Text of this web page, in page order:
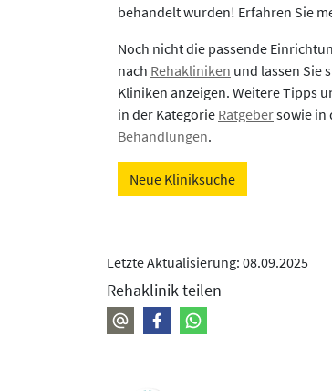
behandelt wurden! Erfahren Sie
Noch nicht die passende
nach Rehakliniken und lassen Sie
Kliniken anzeigen. Weitere Tipps
in der Kategorie Ratgebersowie in
Behandlungen.
Neue Kliniksuche
Letzte Aktualisierung: 08.09.2025
Rehaklinik teilen